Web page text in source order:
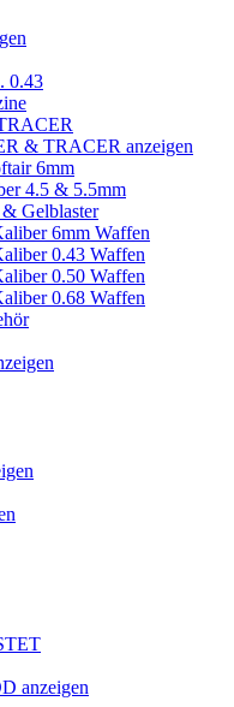
0.43
& TRACER anzeigen
6mm
4.5 & 5.5mm
Gelblaster
6mm Waffen
0.43 Waffen
0.50 Waffen
0.68 Waffen
anzeigen